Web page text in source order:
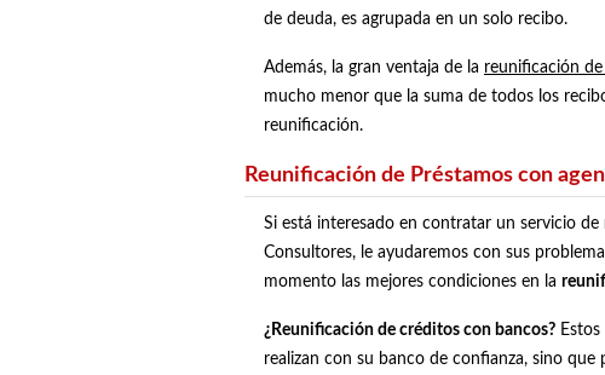
de deuda, es agrupada en un solo recibo.
Además, la gran ventaja de la reunificación
mucho menor que la suma de todos los
reunificación.
Reunificación de Préstamos con
Si está interesado en contratar un servicio de
Consultores, le ayudaremos con sus
momento las mejores condiciones en la
¿Reunificación de créditos con bancos?
realizan con su banco de confianza, sino que